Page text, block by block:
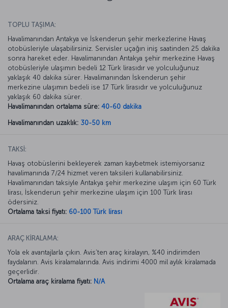
TOPLU TAŞIMA:
Havalimanından Antakya ve İskenderun şehir merkezlerine Havaş
otobüsleriyle ulaşabilirsiniz. Servisler uçağın iniş saatinden 25 dakika
sonra hareket eder. Havalimanından Antakya şehir merkezine Havaş
otobüsleriyle ulaşımın bedeli 12 Türk lirasıdır ve yolculuğunuz
yaklaşık 40 dakika sürer. Havalimanından İskenderun şehir
merkezine ulaşımın bedeli ise 17 Türk lirasıdır ve yolculuğunuz
yaklaşık 60 dakika sürer.
Havalimanından ortalama süre: 40-60 dakika
Havalimanından uzaklık: 30-50 km
TAKSİ:
Havaş otobüslerini bekleyerek zaman kaybetmek istemiyorsanız
havalimanında 7/24 hizmet veren taksileri kullanabilirsiniz.
Havalimanından taksiyle Antakya şehir merkezine ulaşım için 60 Türk
lirası, İskenderun şehir merkezine ulaşım için 100 Türk lirası
ödersiniz.
Ortalama taksi fiyatı: 60-100 Türk lirası
ARAÇ KİRALAMA:
Yola ek avantajlarla çıkın. Avis’ten araç kiralayın, %40 indirimden
faydalanın. Avis kiralamalarında. Avis indirimi 4000 mil aylık kiralamada
geçerlidir.
Ortalama araç kiralama fiyatı: N/A